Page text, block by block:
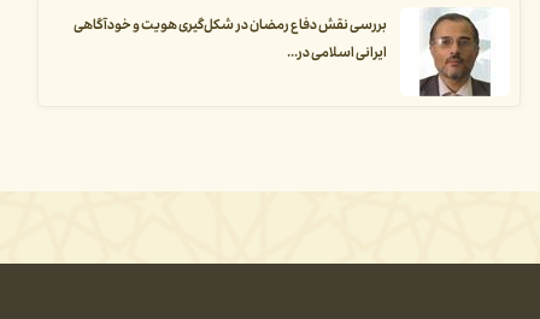
بررسی نقش دفاع رمضان در شکل‌گیری هویت و خودآگاهی
ایرانی اسلامی در...